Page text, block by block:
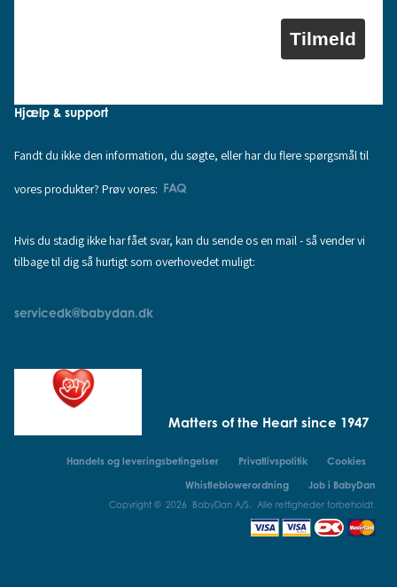
Tilmeld
Hjælp & support
Fandt du ikke den information, du søgte, eller har du flere spørgsmål til
vores produkter? Prøv vores: FAQ
Hvis du stadig ikke har fået svar, kan du sende os en mail - så vender vi
tilbage til dig så hurtigt som overhovedet muligt:
servicedk@babydan.dk
Matters of the Heart since 1947
Handels og leveringsbetingelser Privatlivspolitik
Cookies
Whistleblowerordning
Job i BabyDan
Copyright © 2026 BabyDan A/S. Alle rettigheder forbeholdt.